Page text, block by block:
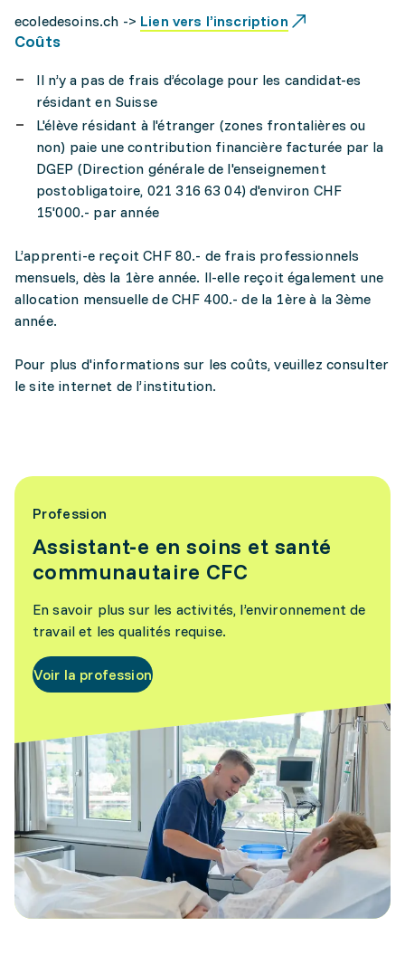
ecoledesoins.ch -> Lien vers l’inscription
Coûts
Il n’y a pas de frais d’écolage pour les candidat-es
résidant en Suisse
L'élève résidant à l'étranger (zones frontalières ou
non) paie une contribution financière facturée par la
DGEP (Direction générale de l'enseignement
postobligatoire, 021 316 63 04) d'environ CHF
15'000.- par année
L’apprenti-e reçoit CHF 80.- de frais professionnels
mensuels, dès la 1ère année. ll-elle reçoit également une
allocation mensuelle de CHF 400.- de la 1ère à la 3ème
année.
Pour plus d'informations sur les coûts, veuillez consulter
le site internet de l’institution.
Profession
Assistant-e en soins et santé
communautaire CFC
En savoir plus sur les activités, l’environnement de
travail et les qualités requise.
Voir la profession